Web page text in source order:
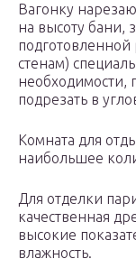
Вагонку
на высоту бани,
стенам)
необходимости,
подрезать в
Комната для
наибольшее
Для отделки
качественная
высокие
влажность.